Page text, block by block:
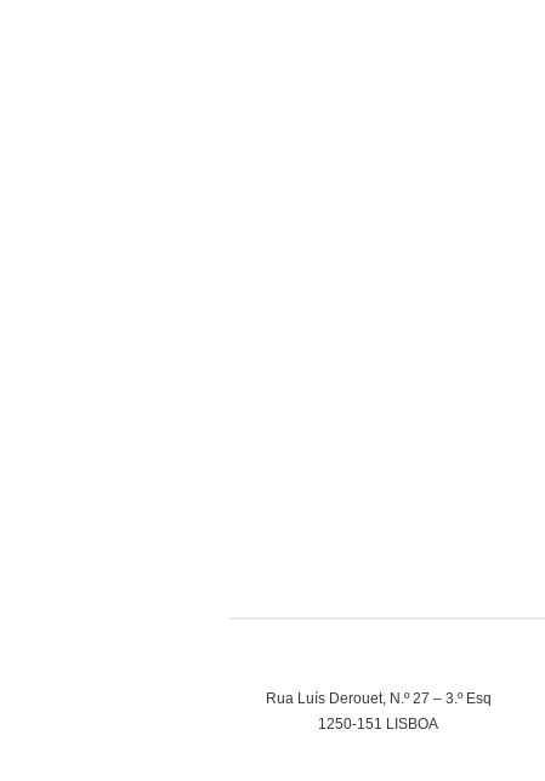
Rua Luís Derouet, N.º 27 – 3.º Esq
1250-151 LISBOA